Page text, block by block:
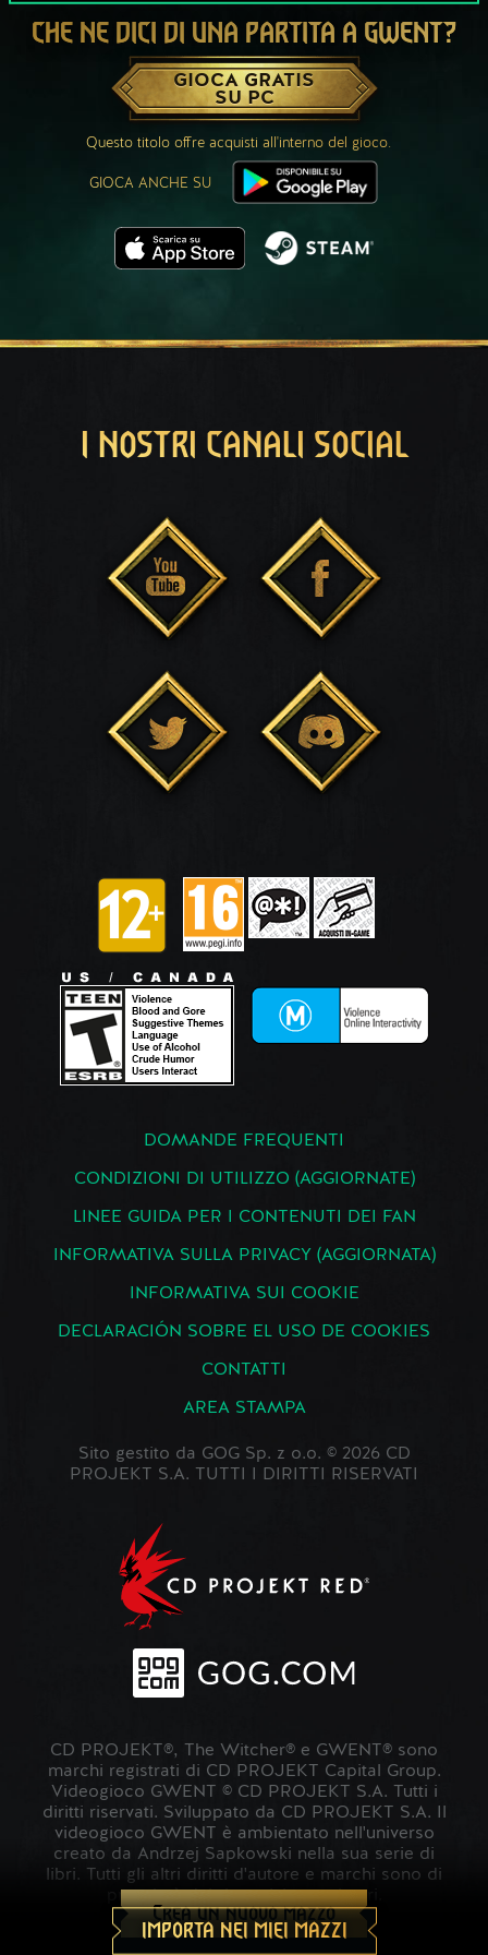
Crea un nuovo mazzo
IMPORTA NEI MIEI MAZZI
CHE NE DICI DI UNA PARTITA A GWENT?
GIOCA GRATIS
SU PC
Questo titolo offre acquisti all'interno del gioco.
GIOCA ANCHE SU
I NOSTRI CANALI SOCIAL
DOMANDE FREQUENTI
CONDIZIONI DI UTILIZZO (AGGIORNATE)
LINEE GUIDA PER I CONTENUTI DEI FAN
INFORMATIVA SULLA PRIVACY (AGGIORNATA)
INFORMATIVA SUI COOKIE
DECLARACIÓN SOBRE EL USO DE COOKIES
CONTATTI
AREA STAMPA
Sito gestito da GOG Sp. z o.o. © 2026 CD
PROJEKT S.A. TUTTI I DIRITTI RISERVATI
CD PROJEKT®, The Witcher® e GWENT® sono
marchi registrati di CD PROJEKT Capital Group.
Videogioco GWENT © CD PROJEKT S.A. Tutti i
diritti riservati. Sviluppato da CD PROJEKT S.A. Il
videogioco GWENT è ambientato nell'universo
creato da Andrzej Sapkowski nella sua serie di
libri. Tutti gli altri diritti d'autore e marchi sono di
proprietà dei rispettivi proprietari.